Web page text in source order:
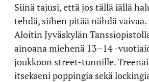
Siinä tajusi, että jos tällä iällä
tehdä, siihen pitää nähdä vaivaa.
Aloitin Jyväskylän
ainoana miehenä 13–14 -
joukkoon street-tunnille.
itsekseni poppingia sekä